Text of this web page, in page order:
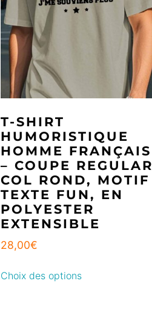
T-SHIRT
HUMORISTIQUE
HOMME FRANÇAIS
– COUPE REGULAR
COL ROND, MOTIF
TEXTE FUN, EN
POLYESTER
EXTENSIBLE
28,00€
Choix des options